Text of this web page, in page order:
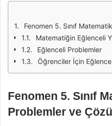
Fenomen 5. Sınıf Matematik:
Matematiğin Eğlenceli
Eğlenceli Problemler
Öğrenciler İçin
Fenomen 5. Sınıf
Problemler ve